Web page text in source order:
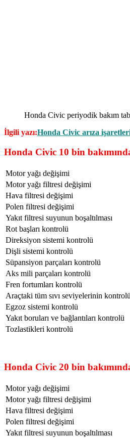
Honda Civic periyodik bakım
İlgili yazı:Honda Civic arıza
Honda Civic 10 bin
Motor yağı değişimi
Motor yağı filtresi değişimi
Hava filtresi değişimi
Polen filtresi değişimi
Yakıt filtresi suyunun boşaltılması
Rot başları kontrolü
Direksiyon sistemi kontrolü
Dişli sistemi kontrolü
Süpansiyon parçaları kontrolü
Aks mili parçaları kontrolü
Fren fortumları kontrolü
Araçtaki tüm sıvı seviyelerinin kontrolü
Egzoz sistemi kontrolü
Yakıt boruları ve bağlantıları kontrolü
Tozlastikleri kontrolü
Honda Civic 20 bin
Motor yağı değişimi
Motor yağı filtresi değişimi
Hava filtresi değişimi
Polen filtresi değişimi
Yakıt filtresi suyunun boşaltılması